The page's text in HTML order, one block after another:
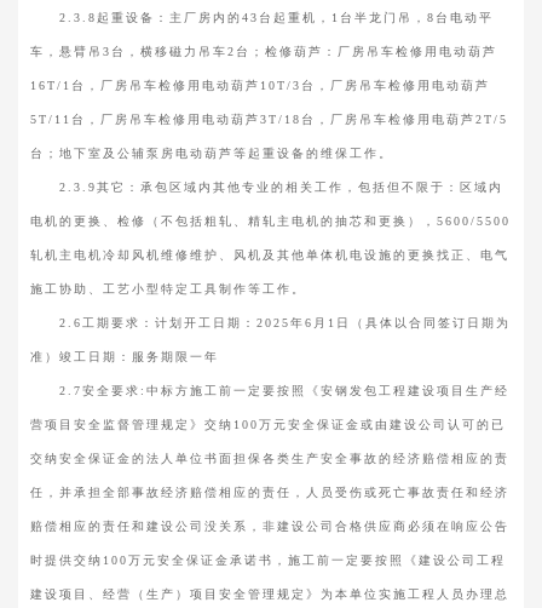
2.3.8起重设备：主厂房内的43台起重机，1台半龙门吊，8台电动平
车，悬臂吊3台，横移磁力吊车2台；检修葫芦：厂房吊车检修用电动葫芦
16T/1台，厂房吊车检修用电动葫芦10T/3台，厂房吊车检修用电动葫芦
5T/11台，厂房吊车检修用电动葫芦3T/18台，厂房吊车检修用电葫芦2T/5
台；地下室及公辅泵房电动葫芦等起重设备的维保工作。
2.3.9其它：承包区域内其他专业的相关工作，包括但不限于：区域内
电机的更换、检修（不包括粗轧、精轧主电机的抽芯和更换），5600/5500
轧机主电机冷却风机维修维护、风机及其他单体机电设施的更换找正、电气
施工协助、工艺小型特定工具制作等工作。
2.6工期要求：计划开工日期：2025年6月1日（具体以合同签订日期为
准）竣工日期：服务期限一年
2.7安全要求:中标方施工前一定要按照《安钢发包工程建设项目生产经
营项目安全监督管理规定》交纳100万元安全保证金或由建设公司认可的已
交纳安全保证金的法人单位书面担保各类生产安全事故的经济赔偿相应的责
任，并承担全部事故经济赔偿相应的责任，人员受伤或死亡事故责任和经济
赔偿相应的责任和建设公司没关系，非建设公司合格供应商必须在响应公告
时提供交纳100万元安全保证金承诺书，施工前一定要按照《建设公司工程
建设项目、经营（生产）项目安全管理规定》为本单位实施工程人员办理总